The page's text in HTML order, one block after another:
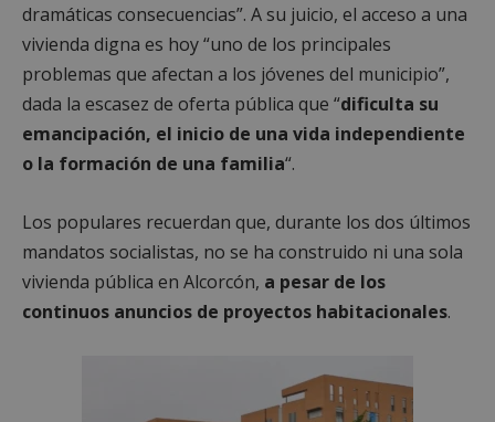
dramáticas consecuencias”. A su juicio, el acceso a una
vivienda digna es hoy “uno de los principales
problemas que afectan a los jóvenes del municipio”,
dada la escasez de oferta pública que “dificulta su
emancipación, el inicio de una vida independiente
o la formación de una familia“.
Los populares recuerdan que, durante los dos últimos
mandatos socialistas, no se ha construido ni una sola
vivienda pública en Alcorcón, a pesar de los
continuos anuncios de proyectos habitacionales.